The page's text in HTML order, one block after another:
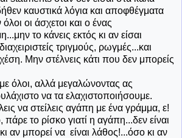
καυστικά λόγια και αποφθέγματα
οι άσχετοι και ο ένας
το κάνεις εκτός κι αν είσαι
τριγμούς, ρωγμές...και
Μην στέλνεις κάτι που δεν μπορείς
όλοι, αλλά μεγαλώνοντας ας
να τα ελαχιστοποιήσουμε.
να στείλεις αγάπη με ένα γράμμα, ε!
πάρε το ρίσκο γιατί η αγάπη...δεν είναι
αν μπορεί να είναι λάθος!...όσο κι αν